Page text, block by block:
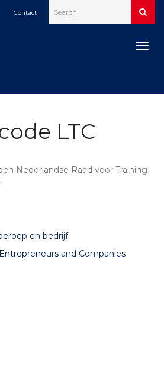
Contact
LTC
Nederlandse Raad voor Training
en bedrijf
and Companies